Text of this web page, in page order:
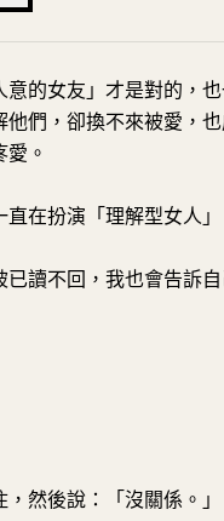
的女友」才是對的，
們，卻換不來被愛，
。
在扮演「理解型女人」
讀不回，我也會告訴
然後說：「沒關係。」